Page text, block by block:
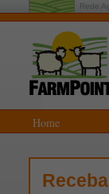
Rede
Home